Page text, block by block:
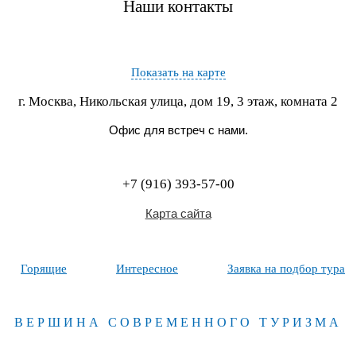
Наши контакты
Показать на карте
г. Москва, Никольская улица, дом 19, 3 этаж, комната 2
Офис для встреч с нами.
+7 (916) 393-57-00
Карта сайта
Горящие Интересное Заявка на подбор тура
ВЕРШИНА СОВРЕМЕННОГО ТУРИЗМА